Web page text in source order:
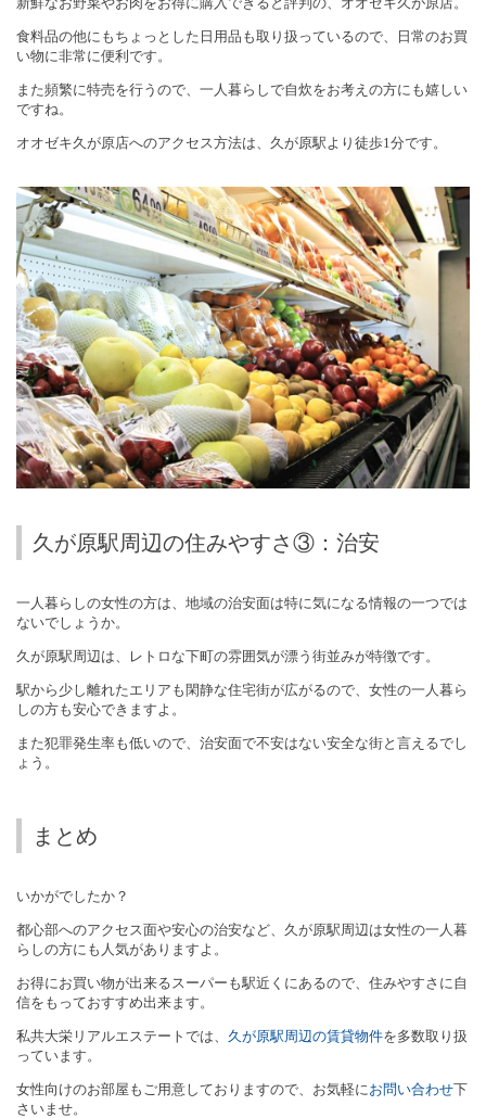
食料品の他にもちょっとした日用品も取り扱っているので、日常のお買
い物に非常に便利です。
また頻繁に特売を行うので、一人暮らしで自炊をお考えの方にも嬉しい
ですね。
オオゼキ久が原店へのアクセス方法は、久が原駅より徒歩1 分です。
久が原駅周辺の住みやすさ③：治安
一人暮らしの女性の方は、地域の治安面は特に気になる情報の一つでは
ないでしょうか。
久が原駅周辺は、レトロな下町の雰囲気が漂う街並みが特徴です。
駅から少し離れたエリアも閑静な住宅街が広がるので、女性の一人暮ら
しの方も安心できますよ。
また犯罪発生率も低いので、治安面で不安はない安全な街と言えるでし
ょう。
まとめ
いかがでしたか？
都心部へのアクセス面や安心の治安など、久が原駅周辺は女性の一人暮
らしの方にも人気がありますよ。
お得にお買い物が出来るスーパーも駅近くにあるので、住みやすさに自
信をもっておすすめ出来ます。
私共大栄リアルエステートでは、 久が原駅周辺の賃貸物件を多数取り扱
っています。
女性向けのお部屋もご用意しておりますので、お気軽に お問い合わせ下
さいませ。